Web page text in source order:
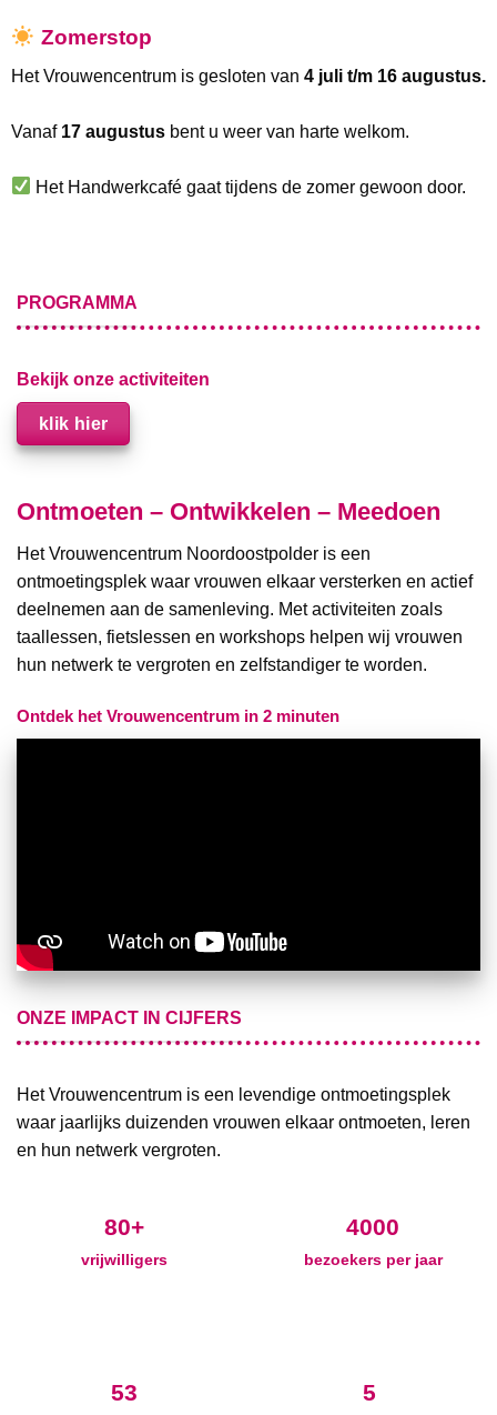
Zomerstop
Het Vrouwencentrum is gesloten van 4 juli t/m 16 augustus.
Vanaf 17 augustusbent u weer van harte welkom.
Het Handwerkcafé gaat tijdens de zomer gewoon door.
PROGRAMMA
Bekijk onze activiteiten
klik hier
Ontmoeten – Ontwikkelen – Meedoen
Het Vrouwencentrum Noordoostpolder is een
ontmoetingsplek waar vrouwen elkaar versterken en actief
deelnemen aan de samenleving. Met activiteiten zoals
taallessen, fietslessen en workshops helpen wij vrouwen
hun netwerk te vergroten en zelfstandiger te worden.
Ontdek het Vrouwencentrum in 2 minuten
ONZE IMPACT IN CIJFERS
Het Vrouwencentrum is een levendige ontmoetingsplek
waar jaarlijks duizenden vrouwen elkaar ontmoeten, leren
en hun netwerk vergroten.
80+
vrijwilligers
4000
bezoekers per jaar
53 5